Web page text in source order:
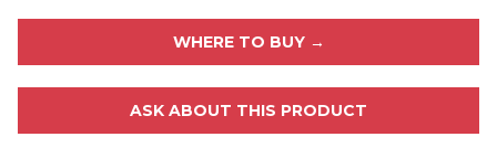
WHERE TO BUY →
ASK ABOUT THIS PRODUCT